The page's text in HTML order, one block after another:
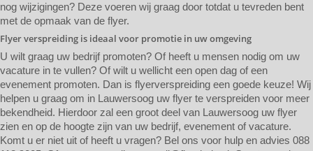
nog wijzigingen? Deze voeren wij graag door totdat u tevreden bent
met de opmaak van de flyer.
Flyer verspreiding is ideaal voor promotie in uw omgeving
U wilt graag uw bedrijf promoten? Of heeft u mensen nodig om uw
vacature in te vullen? Of wilt u wellicht een open dag of een
evenement promoten. Dan is flyerverspreiding een goede keuze! Wij
helpen u graag om in Lauwersoog uw flyer te verspreiden voor meer
bekendheid. Hierdoor zal een groot deel van Lauwersoog uw flyer
zien en op de hoogte zijn van uw bedrijf, evenement of vacature.
Komt u er niet uit of heeft u vragen? Bel ons voor hulp en advies 088